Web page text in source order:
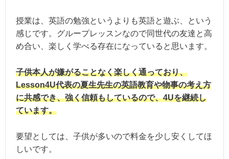
授業は、英語の勉強というよりも英語と遊ぶ、という
感じです。グループレッスンなので同世代の友達と高
め合い、楽しく学べる存在になっていると思います。
子供本人が嫌がることなく楽しく通っており、
Lesson4U代表の夏生先生の英語教育や物事の考え方
に共感でき、強く信頼もしているので、4Uを継続し
ています。
要望としては、子供が多いので料金を少し安くしてほ
しいです。